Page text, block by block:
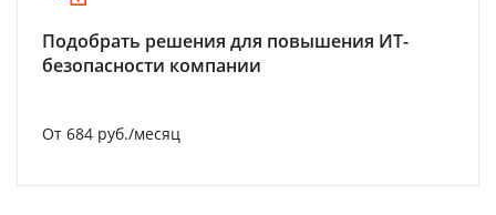
Подобрать решения для повышения ИТ-
безопасности компании
От 684 руб./месяц